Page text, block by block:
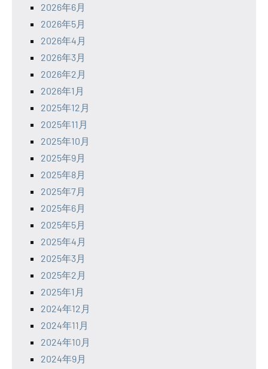
2026年6月
2026年5月
2026年4月
2026年3月
2026年2月
2026年1月
2025年12月
2025年11月
2025年10月
2025年9月
2025年8月
2025年7月
2025年6月
2025年5月
2025年4月
2025年3月
2025年2月
2025年1月
2024年12月
2024年11月
2024年10月
2024年9月